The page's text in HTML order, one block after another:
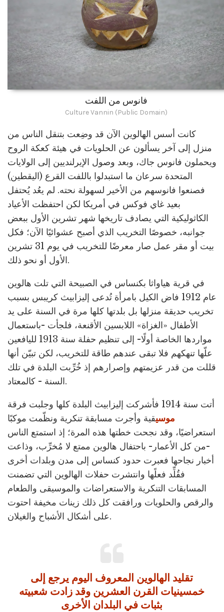
فانوس من اللفت
Culture Vannin (Public Domain)
كانت أسس الهالوين الآن قد وضِعت بتنقل الناس من
منزل إلى آخر يسألون عن الحلويات في هيئة كعكة الروح
ويحملون فانوس جاك، وبعد وصول الإيرلنديين إلى الولايات
المتحدة سرعان ما استبدلوا باللفت القرع (اليقطين)
فصنعوا فانوسهم من الأخير لسهولة نحته. لم يعُد يُحتفل
بعيد غاي فوكس في أمريكا لكن احتفظت الأعياد
الكاثوليكية التي يصادف تاريخها شهر تشرين الأول ببعض
جوانبه، خصوصًا التخريب الذي أصبح عشوائيًا الآن؛ فكل
بيت أو مقر عمل صار معرضًا للتخريب في يوم 31 تشرين
الأول أو نحو ذلك.
في قرية هياواثا بكنساس في الصبيحة التي تلت هالوين
عام 1912 فاض الكيل بامرأة تُدعى إليزابيث كريبس بسبب
تخريب حديقة منزلها بل بلدتها كلها مرة في السنة على يد
الأطفال «الغزاة» اللابسين الأقنعة، فلجأت -باستعمال
مواردها الخاصة أولًا- إلى تنظيم حفلة سنة 1913 لليافعين
علّها تنهكهم فلا تبقى عندهم طاقة للتخريب، لكن تبيّن أنها
قللت من قدر عزيمتهم وإصرارهم إذ خُرِّبت البلدة في تلك
السنة - كالمعتاد.
أتت سنة 1914 فأشركت إليزابيث البلدة كلها وجلبت فرقة
موسيقية وأجرت مسابقة تنكرية ونظّمت موكبًا
استعراضيًا، وقد نجحت خطتها هذه المرة؛ إذ استمتع الناس
-من كل الأعمار- باحتفال هالوين ممتع لا مُخرِّب، وذاعت
أخبار نجاحها فعبرت حدود كنساس إلى مدن وبلدات أخرى
فقُلِّد فعلًها وانتشرت حفلات الهالوين التي تضمنت
المسابقات التنكرية والاستعراضات والموسيقى والطعام
والرقص والحلويات ورافقت كل ذلك زينات مخيفة احتوت
على أشكال الأشباح والغيلان.
تقليد الهالوين المعروف اليوم يرجع إلى
خمسينيات القرن العشرين وقد زادت شعبيته
بثبات في البلدان الأخرى